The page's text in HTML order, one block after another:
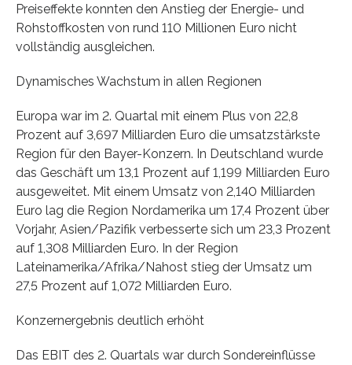
Preiseffekte konnten den Anstieg der Energie- und
Rohstoffkosten von rund 110 Millionen Euro nicht
vollständig ausgleichen.
Dynamisches Wachstum in allen Regionen
Europa war im 2. Quartal mit einem Plus von 22,8
Prozent auf 3,697 Milliarden Euro die umsatzstärkste
Region für den Bayer-Konzern. In Deutschland wurde
das Geschäft um 13,1 Prozent auf 1,199 Milliarden Euro
ausgeweitet. Mit einem Umsatz von 2,140 Milliarden
Euro lag die Region Nordamerika um 17,4 Prozent über
Vorjahr, Asien/Pazifik verbesserte sich um 23,3 Prozent
auf 1,308 Milliarden Euro. In der Region
Lateinamerika/Afrika/Nahost stieg der Umsatz um
27,5 Prozent auf 1,072 Milliarden Euro.
Konzernergebnis deutlich erhöht
Das EBIT des 2. Quartals war durch Sondereinflüsse